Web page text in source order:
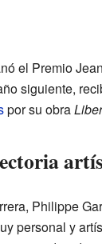
el Premio
siguiente,
por su obra
Philippe
personal y